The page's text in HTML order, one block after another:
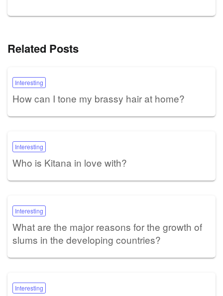
Related Posts
Interesting
How can I tone my brassy hair at home?
Interesting
Who is Kitana in love with?
Interesting
What are the major reasons for the growth of
slums in the developing countries?
Interesting